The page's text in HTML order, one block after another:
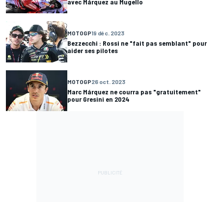
MOTOGP19 déc. 2023
Bezzecchi : Rossi ne "fait pas semblant" pour
aider ses pilotes
MOTOGP26 oct. 2023
Marc Márquez ne courra pas "gratuitement"
pour Gresini en 2024